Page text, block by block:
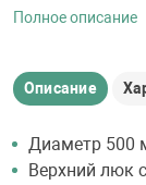
Полное описание
Описание
Диаметр 500
Верхний люк